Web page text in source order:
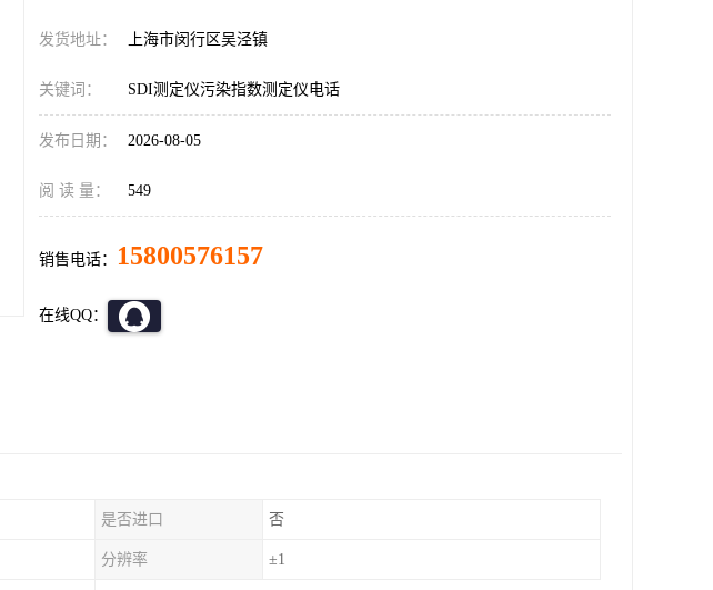
发货地址： 上海市闵行区吴泾镇
关键词： SDI测定仪污染指数测定仪电话
发布日期： 2026-08-05
阅 读 量： 549
销售电话： 15800576157
在线QQ：
是否进口 否
分辨率 ±1